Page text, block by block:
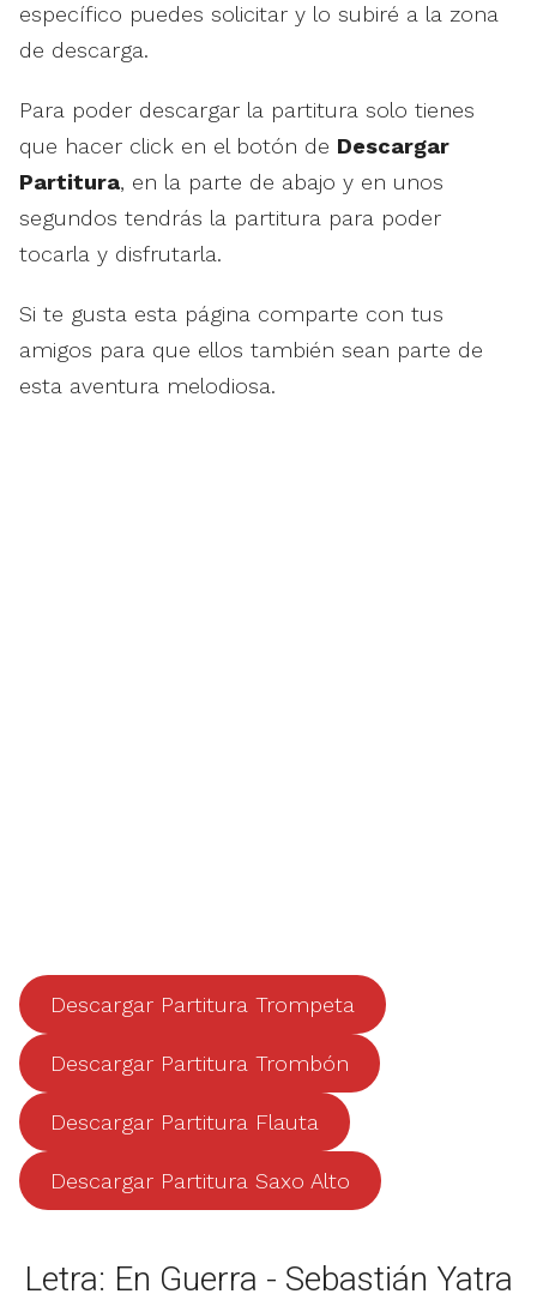
específico puedes solicitar y lo subiré a la zona
de descarga.
Para poder descargar la partitura solo tienes
que hacer click en el botón de Descargar
Partitura, en la parte de abajo y en unos
segundos tendrás la partitura para poder
tocarla y disfrutarla.
Si te gusta esta página comparte con tus
amigos para que ellos también sean parte de
esta aventura melodiosa.
Descargar Partitura Trompeta
Descargar Partitura Trombón
Descargar Partitura Flauta
Descargar Partitura Saxo Alto
Letra: En Guerra - Sebastián Yatra